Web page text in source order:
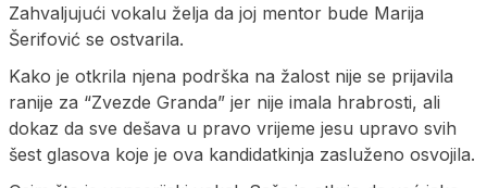
Zahvaljujući vokalu želja da joj mentor bude Marija
Šerifović se ostvarila.
Kako je otkrila njena podrška na žalost nije se prijavila
ranije za “Zvezde Granda” jer nije imala hrabrosti, ali
dokaz da sve dešava u pravo vrijeme jesu upravo svih
šest glasova koje je ova kandidatkinja zasluženo osvojila.